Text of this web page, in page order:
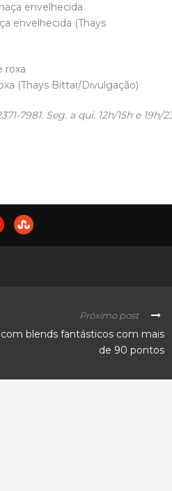
envelhecida (Thays
(Thays Bittar/Divulgação)
7981. Seg. a qui. 12h/15h e 19h/
Próximo post
blends fantásticos com mais
de 90 pontos